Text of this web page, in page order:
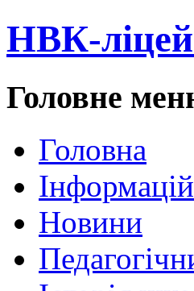
НВК-
Головне
Головна
Новини